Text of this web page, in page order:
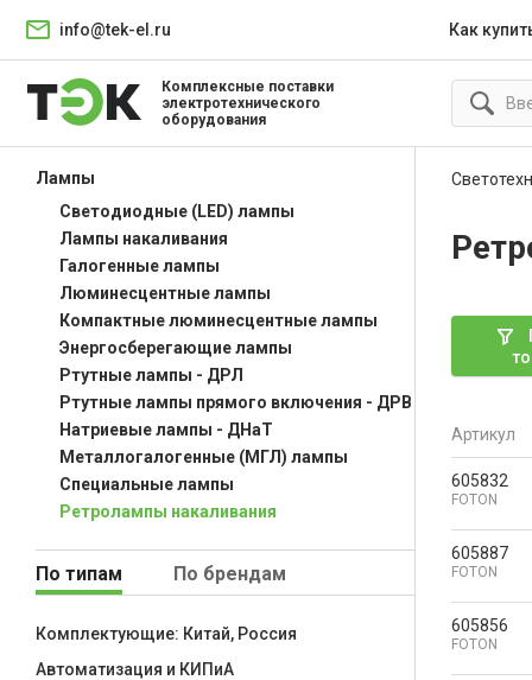
info@tek-el.ru Как
Комплексные поставки
электротехнического
оборудования
Артикул
605832
FOTON
605887
FOTON
605856
FOTON
Лампы
Светодиодные (LED) лампы
Лампы накаливания
Галогенные лампы
Люминесцентные лампы
Компактные люминесцентные лампы
Энергосберегающие лампы
Ртутные лампы - ДРЛ
Ртутные лампы прямого включения - ДРВ
Натриевые лампы - ДНаТ
Металлогалогенные (МГЛ) лампы
Специальные лампы
Ретролампы накаливания
По типам По брендам
Комплектующие: Китай, Россия
Автоматизация и КИПиА